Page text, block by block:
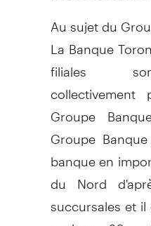
Au sujet du
La Banque
filiales
Groupe
Groupe
banque en
du Nord
succursales et